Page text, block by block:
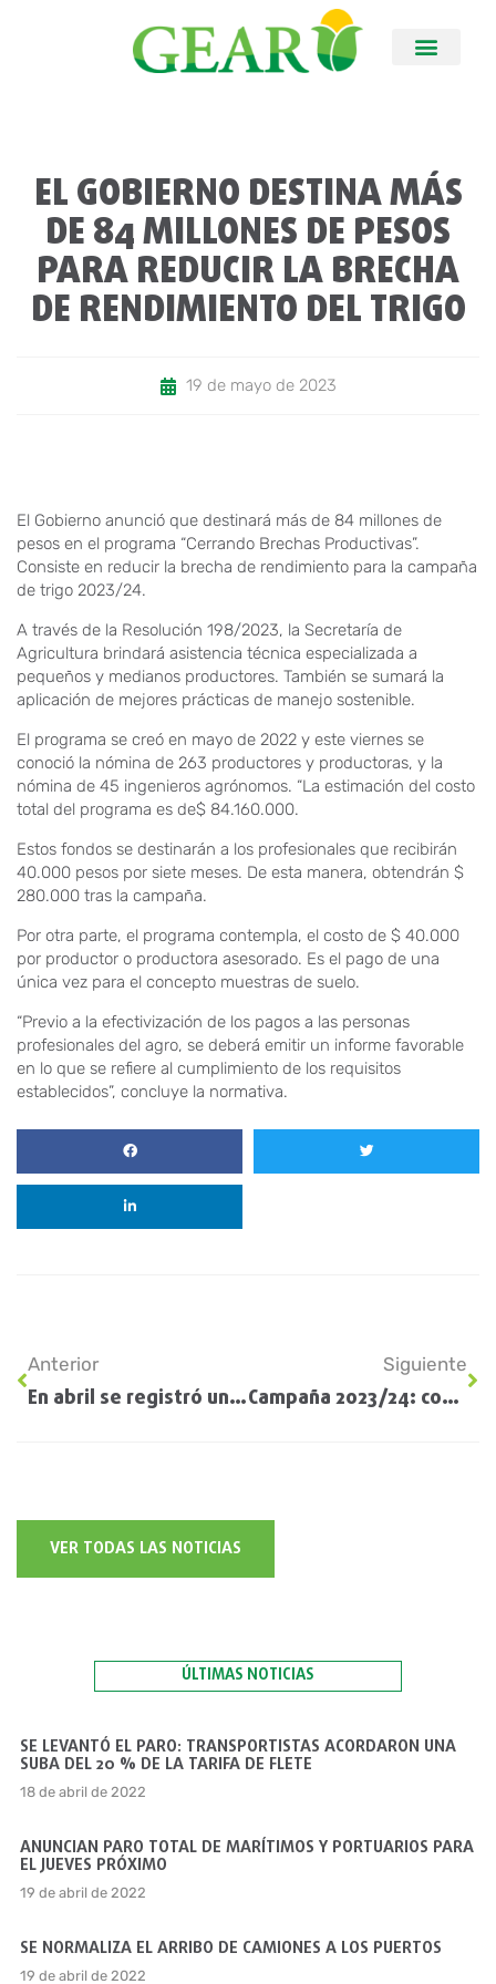
EL GOBIERNO DESTINA MÁS
DE 84 MILLONES DE PESOS
PARA REDUCIR LA BRECHA
DE RENDIMIENTO DEL TRIGO
19 de mayo de 2023
El Gobierno anunció que destinará más de 84 millones de
pesos en el programa “Cerrando Brechas Productivas”.
Consiste en reducir la brecha de rendimiento para la campaña
de trigo 2023/24.
A través de la Resolución 198/2023, la Secretaría de
Agricultura brindará asistencia técnica especializada a
pequeños y medianos productores. También se sumará la
aplicación de mejores prácticas de manejo sostenible.
El programa se creó en mayo de 2022 y este viernes se
conoció la nómina de 263 productores y productoras, y la
nómina de 45 ingenieros agrónomos. “La estimación del costo
total del programa es de$ 84.160.000.
Estos fondos se destinarán a los profesionales que recibirán
40.000 pesos por siete meses. De esta manera, obtendrán $
280.000 tras la campaña.
Por otra parte, el programa contempla, el costo de $ 40.000
por productor o productora asesorado. Es el pago de una
única vez para el concepto muestras de suelo.
“Previo a la efectivización de los pagos a las personas
profesionales del agro, se deberá emitir un informe favorable
en lo que se refiere al cumplimiento de los requisitos
establecidos”, concluye la normativa.
Anterior
En abril se registró un déficit comercial de 126 millones de dólares
Siguiente
Campaña 2023/24: con el trigo y el maíz en retroceso, la soja de primera gana terreno en la región
VER TODAS LAS NOTICIAS
ÚLTIMAS NOTICIAS
SE LEVANTÓ EL PARO: TRANSPORTISTAS ACORDARON UNA
SUBA DEL 20 % DE LA TARIFA DE FLETE
18 de abril de 2022
ANUNCIAN PARO TOTAL DE MARÍTIMOS Y PORTUARIOS PARA
EL JUEVES PRÓXIMO
19 de abril de 2022
SE NORMALIZA EL ARRIBO DE CAMIONES A LOS PUERTOS
19 de abril de 2022